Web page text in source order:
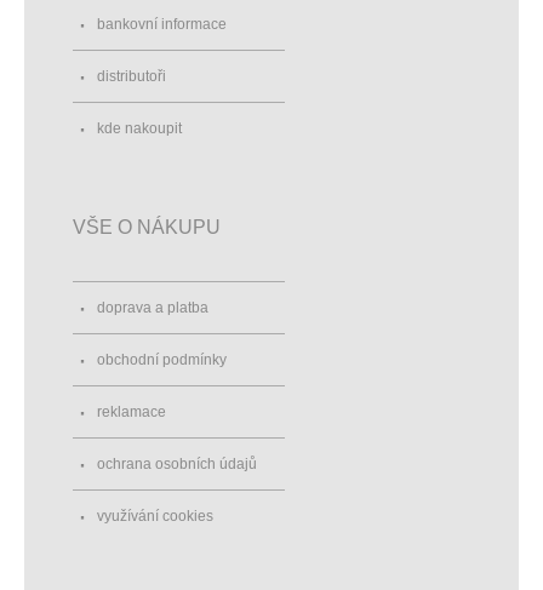
bankovní informace
distributoři
kde nakoupit
VŠE O NÁKUPU
doprava a platba
obchodní podmínky
reklamace
ochrana osobních údajů
využívání cookies